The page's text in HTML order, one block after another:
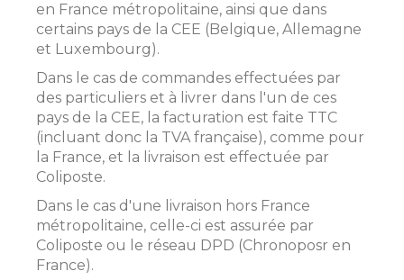
en France métropolitaine, ainsi que dans
certains pays de la CEE (Belgique, Allemagne
et Luxembourg).
Dans le cas de commandes effectuées par
des particuliers et à livrer dans l'un de ces
pays de la CEE, la facturation est faite TTC
(incluant donc la TVA française), comme pour
la France, et la livraison est effectuée par
Coliposte.
Dans le cas d'une livraison hors France
métropolitaine, celle-ci est assurée par
Coliposte ou le réseau DPD (Chronoposr en
France).